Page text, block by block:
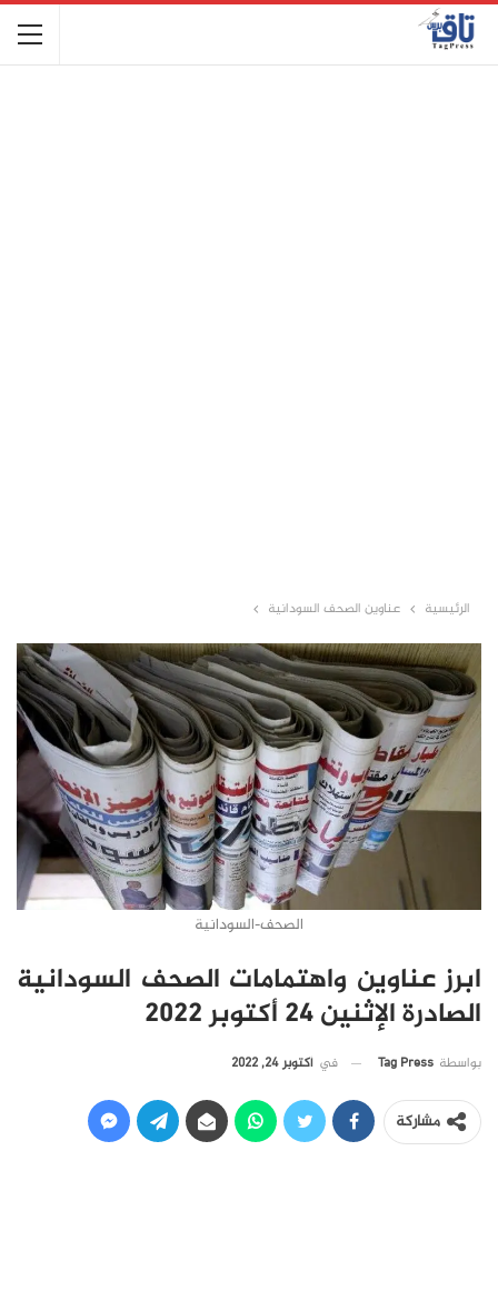
الرئيسية عناوين الصحف السودانية
الصحف-السودانية
ابرز عناوين واهتمامات الصحف السودانية
الصادرة الإثنين 24 أكتوبر 2022
بواسطة Tag Press في أكتوبر 24, 2022
مشاركة